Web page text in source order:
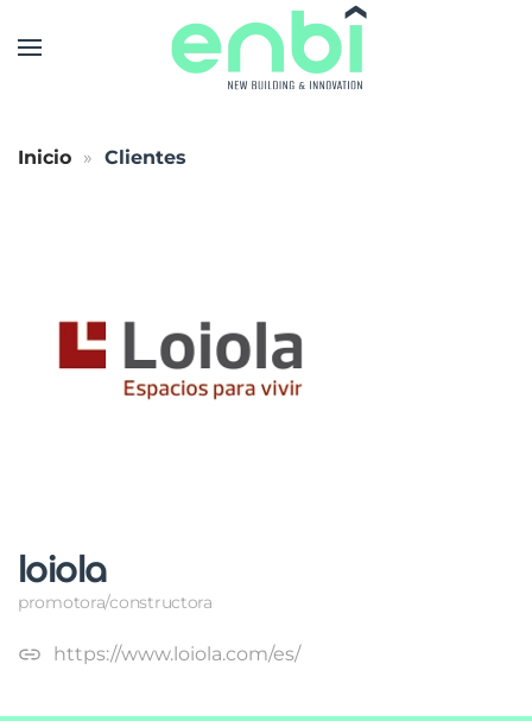
Skip to main content
Inicio Clientes
loiola
promotora/constructora
https://www.loiola.com/es/